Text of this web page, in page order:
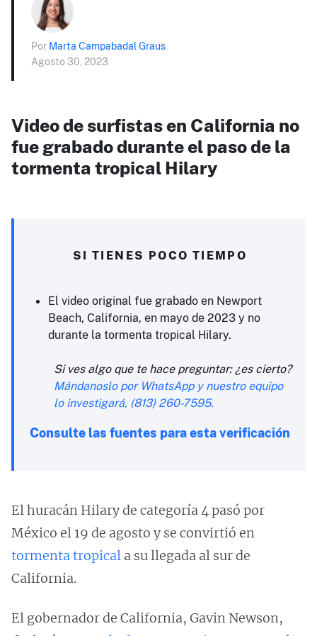
Por Marta Campabadal Graus
Agosto 30, 2023
Video de surfistas en California no
fue grabado durante el paso de la
tormenta tropical Hilary
SI TIENES POCO TIEMPO
El video original fue grabado en Newport
Beach, California, en mayo de 2023 y no
durante la tormenta tropical Hilary.
Si ves algo que te hace preguntar: ¿es cierto?
Mándanoslo por WhatsApp y nuestro equipo
lo investigará, (813) 260-7595.
Consulte las fuentes para esta verificación
El huracán Hilary de categoría 4 pasó por
México el 19 de agosto y se convirtió en
tormenta tropical a su llegada al sur de
California.
El gobernador de California, Gavin Newson,